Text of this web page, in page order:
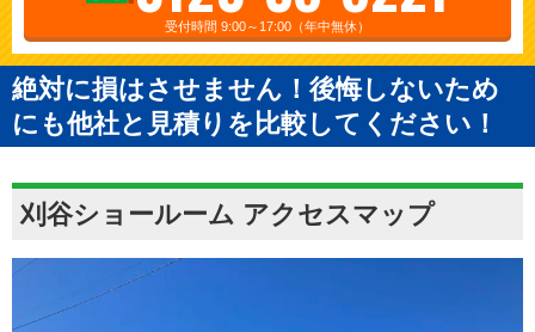
受付時間 9:00～17:00（年中無休）
絶対に損はさせません！後悔しないため
にも他社と見積りを比較してください！
刈谷ショールーム アクセスマップ